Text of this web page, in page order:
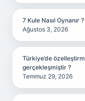
7 Kule Nasıl Oynanır ?
Ağustos 3, 2026
Türkiye’de
gerçekleşmiştir ?
Temmuz 29, 2026